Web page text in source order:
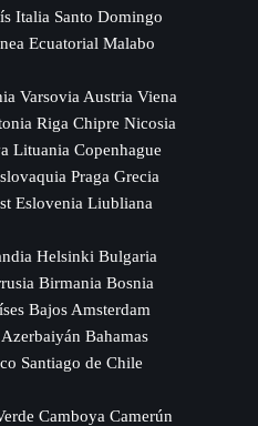
Italia Santo Domingo
Ecuatorial Malabo
Varsovia Austria Viena
Riga Chipre Nicosia
Lituania Copenhague
Praga Grecia
Eslovenia Liubliana
Helsinki Bulgaria
Birmania Bosnia
Bajos Amsterdam
Bahamas
Santiago de Chile
Camboya Camerún